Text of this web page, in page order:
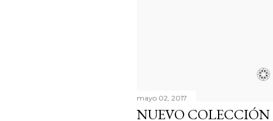
mayo 02, 2017
NUEVO